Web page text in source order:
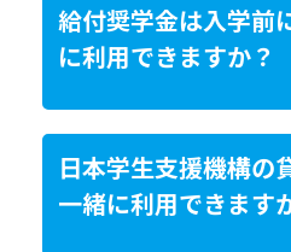
給付奨学金は入学前
に利用できますか？
日本学生支援機構の
一緒に利用できます